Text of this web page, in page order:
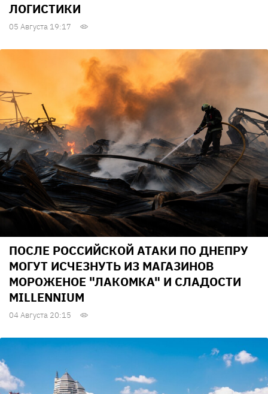
ЛОГИСТИКИ
05 Августа 19:17
ПОСЛЕ РОССИЙСКОЙ АТАКИ ПО ДНЕПРУ
МОГУТ ИСЧЕЗНУТЬ ИЗ МАГАЗИНОВ
МОРОЖЕНОЕ "ЛАКОМКА" И СЛАДОСТИ
MILLENNIUM
04 Августа 20:15